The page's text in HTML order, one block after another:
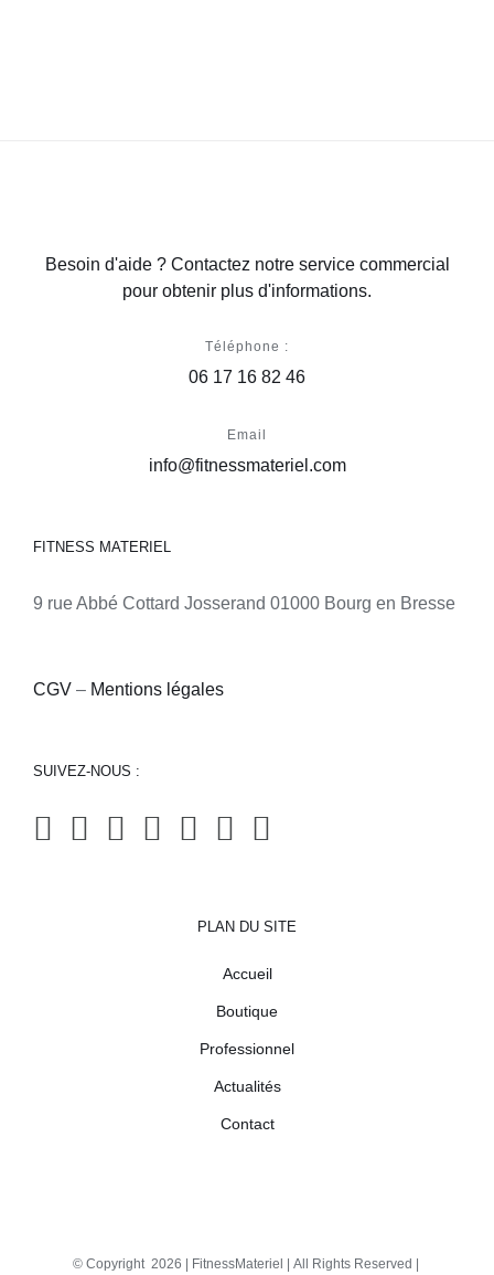
Besoin d'aide ? Contactez notre service commercial
pour obtenir plus d'informations.
Téléphone :
06 17 16 82 46
Email
info@fitnessmateriel.com
FITNESS MATERIEL
9 rue Abbé Cottard Josserand 01000 Bourg en Bresse
CGV – Mentions légales
SUIVEZ-NOUS :
PLAN DU SITE
Accueil
Boutique
Professionnel
Actualités
Contact
© Copyright 2026 | FitnessMateriel | All Rights Reserved |